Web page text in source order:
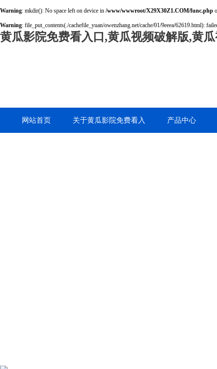
Warning: mkdir(): No space left on device in /www/wwwroot/X29X30Z1.COM/func.php
Warning: file_put_contents(./cachefile_yuan/owenzhang.net/cache/01/9eeea/62619.html):
黄瓜影院免费看入口,黄瓜视频破解版,黄
网站首页 关于黄瓜影院免费看入 产品中心